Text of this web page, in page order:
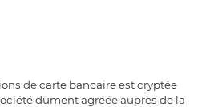
de carte bancaire est cryptée
dûment agréée auprès de la